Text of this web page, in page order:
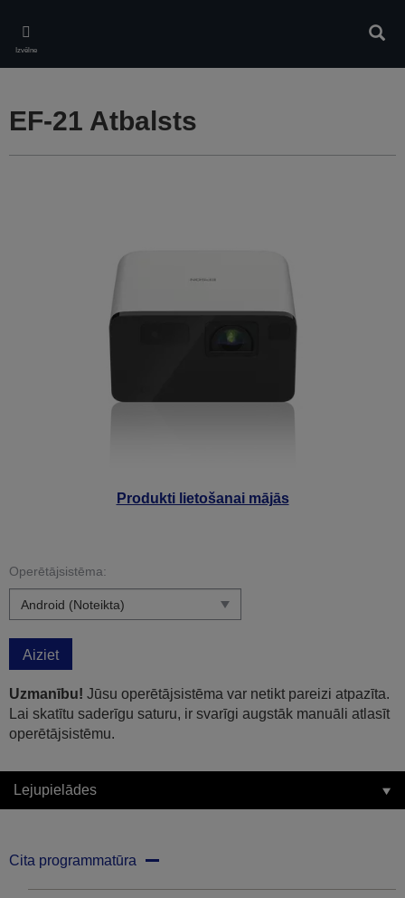
main
content
Izvēlne
Produkti lietošanai mājās
EF-21 Atbalsts
Operētājsistēma:
Aiziet
Uzmanību! Jūsu operētājsistēma var netikt pareizi atpazīta.
Lai skatītu saderīgu saturu, ir svarīgi augstāk manuāli atlasīt
operētājsistēmu.
Lejupielādes
Cita programmatūra